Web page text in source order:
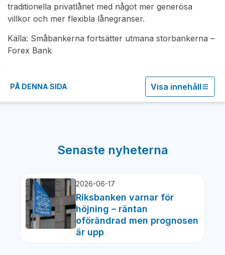
traditionella privatlånet med något mer generösa
villkor och mer flexibla lånegränser.
Källa: Småbankerna fortsätter utmana storbankerna –
Forex Bank
PÅ DENNA SIDA Visa innehåll
Senaste nyheterna
2026-06-17
Riksbanken varnar för
höjning – räntan
oförändrad men prognosen
är upp